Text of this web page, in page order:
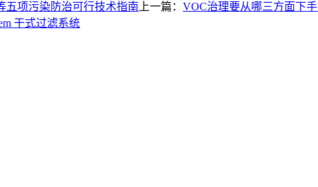
五项污染防治可行技术指南 上一篇： VOC治理要从哪三方面下手
干式过滤系统